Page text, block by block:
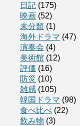
日記 (175)
映画 (52)
未分類 (1)
海外ドラマ (47)
演奏会 (4)
美術館 (12)
評価 (16)
防災 (10)
雑感 (105)
韓国ドラマ (98)
食べ比べ (22)
飲み物 (3)